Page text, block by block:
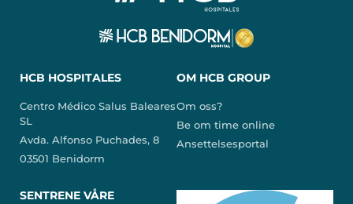
HCB HOSPITALES
Centro Médico Salus Baleares
SL
Avda. Alfonso Puchades, 8
03501 Benidorm
OM HCB GROUP
Om oss?
Be om time online
Ansettelsesportal
SENTRENE VÅRE